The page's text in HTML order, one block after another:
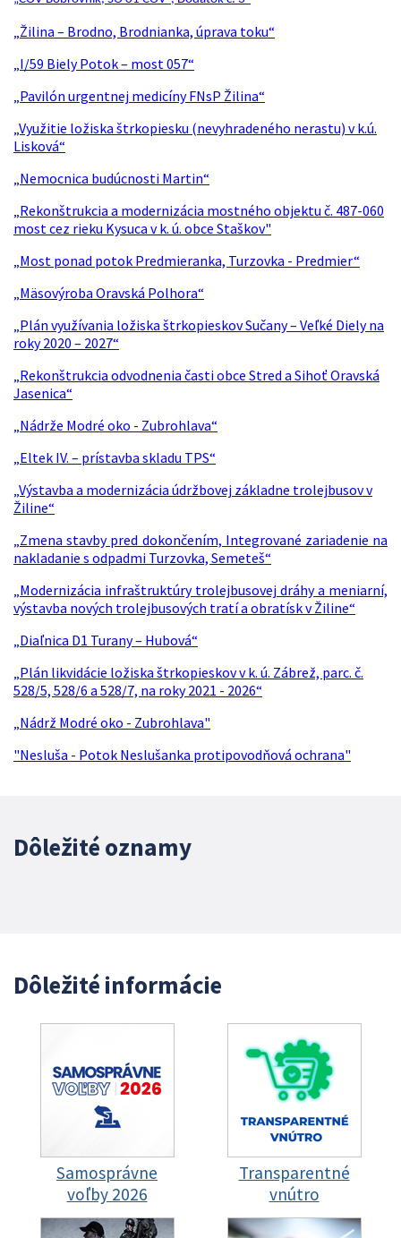
„Žilina – Brodno, Brodnianka, úprava toku“
„I/59 Biely Potok – most 057“
„Pavilón urgentnej medicíny FNsP Žilina“
„Využitie ložiska štrkopiesku (nevyhradeného nerastu) v k.ú.
Lisková“
„Nemocnica budúcnosti Martin“
„Rekonštrukcia a modernizácia mostného objektu č. 487-060
most cez rieku Kysuca v k. ú. obce Staškov"
„Most ponad potok Predmieranka, Turzovka - Predmier“
„Mäsovýroba Oravská Polhora“
„Plán využívania ložiska štrkopieskov Sučany – Veľké Diely na
roky 2020 – 2027“
„Rekonštrukcia odvodnenia časti obce Stred a Sihoť Oravská
Jasenica“
„Nádrže Modré oko - Zubrohlava“
„Eltek IV. – prístavba skladu TPS“
„Výstavba a modernizácia údržbovej základne trolejbusov v
Žiline“
„Zmena stavby pred dokončením, Integrované zariadenie na
nakladanie s odpadmi Turzovka, Semeteš“
„Modernizácia infraštruktúry trolejbusovej dráhy a meniarní,
výstavba nových trolejbusových tratí a obratísk v Žiline“
„Diaľnica D1 Turany – Hubová“
„Plán likvidácie ložiska štrkopieskov v k. ú. Zábrež, parc. č.
528/5, 528/6 a 528/7, na roky 2021 - 2026“
„Nádrž Modré oko - Zubrohlava"
"Nesluša - Potok Neslušanka protipovodňová ochrana"
Dôležité oznamy
Dôležité informácie
Samosprávne
voľby 2026
Transparentné
vnútro